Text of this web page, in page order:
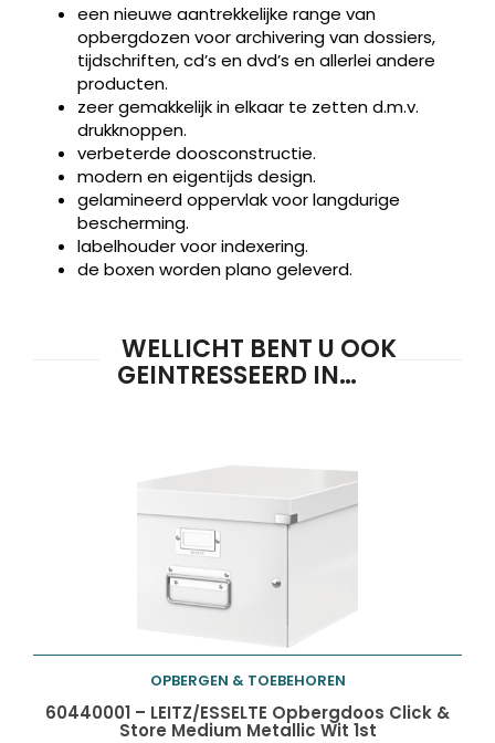
een nieuwe aantrekkelijke range van
opbergdozen voor archivering van dossiers,
tijdschriften, cd’s en dvd’s en allerlei andere
producten.
zeer gemakkelijk in elkaar te zetten d.m.v.
drukknoppen.
verbeterde doosconstructie.
modern en eigentijds design.
gelamineerd oppervlak voor langdurige
bescherming.
labelhouder voor indexering.
de boxen worden plano geleverd.
WELLICHT BENT U OOK
GEINTRESSEERD IN…
Toevoegen aan
OPBERGEN & TOEBEHOREN
60440001 – LEITZ/ESSELTE Opbergdoos Click &
Store Medium Metallic Wit 1st
zoeken ZOEKEN